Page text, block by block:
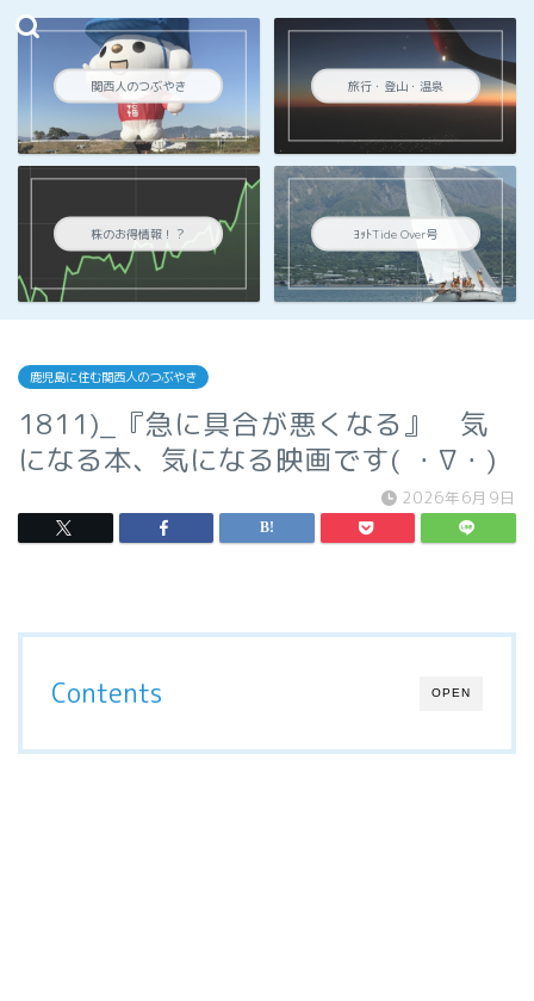
関西人のつぶやき 旅行・登山・温泉
株のお得情報！？ ﾖｯﾄTide Over号
鹿児島に住む関西人のつぶやき
1811)_『急に具合が悪くなる』 気
になる本、気になる映画です( ・∇・)
2026年6月9日
OPEN
Contents